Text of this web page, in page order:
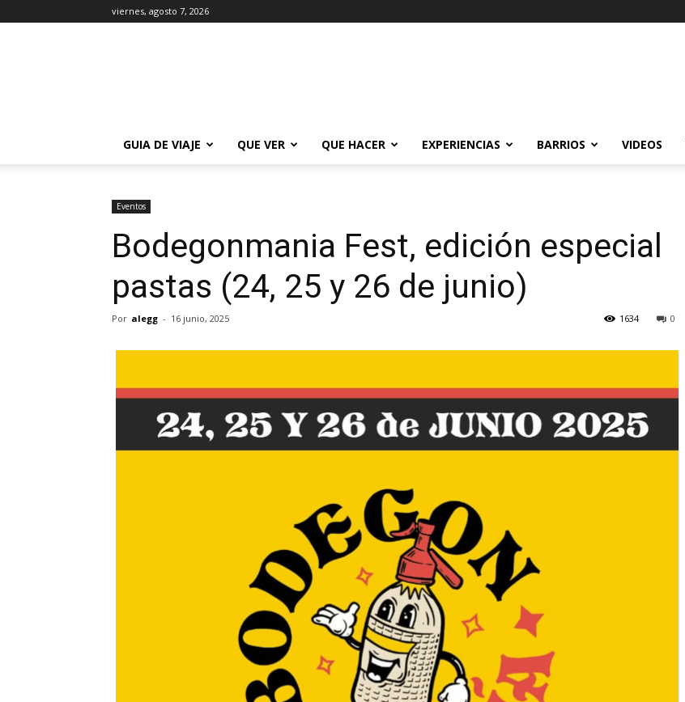
viernes, agosto 7, 2026
GUIA DE VIAJE
QUE VER QUE HACER EXPERIENCIAS BARRIOS VIDEOS
Eventos
Bodegonmania Fest, edición especial
pastas (24, 25 y 26 de junio)
Por alegg - 16 junio, 2025 0
1634